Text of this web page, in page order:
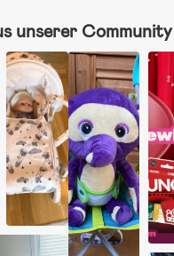
unserer Community